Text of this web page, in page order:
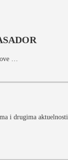
…
i drugima